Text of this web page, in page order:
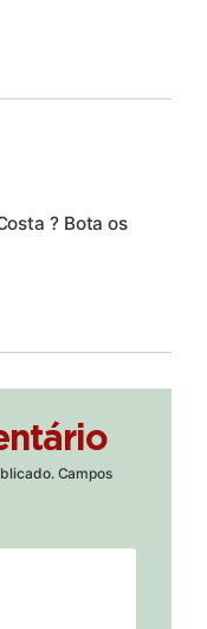
? Bota os
Campos